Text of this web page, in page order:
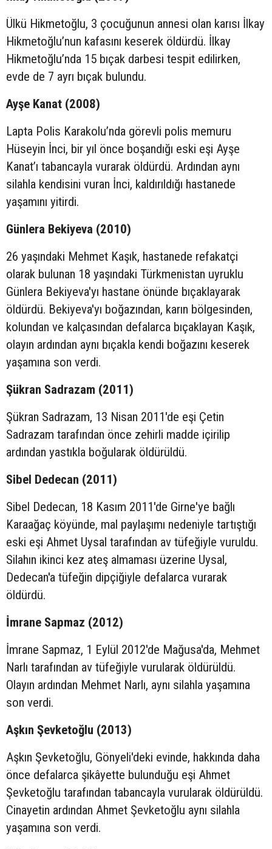
Ülkü Hikmetoğlu, 3 çocuğunun annesi olan karısı İlkay
Hikmetoğlu’nun kafasını keserek öldürdü. İlkay
Hikmetoğlu’nda 15 bıçak darbesi tespit edilirken,
evde de 7 ayrı bıçak bulundu.
Ayşe Kanat (2008)
Lapta Polis Karakolu’nda görevli polis memuru
Hüseyin İnci, bir yıl önce boşandığı eski eşi Ayşe
Kanat’ı tabancayla vurarak öldürdü. Ardından aynı
silahla kendisini vuran İnci, kaldırıldığı hastanede
yaşamını yitirdi.
Günlera Bekiyeva (2010)
26 yaşındaki Mehmet Kaşık, hastanede refakatçi
olarak bulunan 18 yaşındaki Türkmenistan uyruklu
Günlera Bekiyeva'yı hastane önünde bıçaklayarak
öldürdü. Bekiyeva'yı boğazından, karın bölgesinden,
kolundan ve kalçasından defalarca bıçaklayan Kaşık,
olayın ardından aynı bıçakla kendi boğazını keserek
yaşamına son verdi.
Şükran Sadrazam (2011)
Şükran Sadrazam, 13 Nisan 2011'de eşi Çetin
Sadrazam tarafından önce zehirli madde içirilip
ardından yastıkla boğularak öldürüldü.
Sibel Dedecan (2011)
Sibel Dedecan, 18 Kasım 2011'de Girne'ye bağlı
Karaağaç köyünde, mal paylaşımı nedeniyle tartıştığı
eski eşi Ahmet Uysal tarafından av tüfeğiyle vuruldu.
Silahın ikinci kez ateş almaması üzerine Uysal,
Dedecan'a tüfeğin dipçiğiyle defalarca vurarak
öldürdü.
İmrane Sapmaz (2012)
İmrane Sapmaz, 1 Eylül 2012'de Mağusa'da, Mehmet
Narlı tarafından av tüfeğiyle vurularak öldürüldü.
Olayın ardından Mehmet Narlı, aynı silahla yaşamına
son verdi.
Aşkın Şevketoğlu (2013)
Aşkın Şevketoğlu, Gönyeli'deki evinde, hakkında daha
önce defalarca şikâyette bulunduğu eşi Ahmet
Şevketoğlu tarafından tabancayla vurularak öldürüldü.
Cinayetin ardından Ahmet Şevketoğlu aynı silahla
yaşamına son verdi.